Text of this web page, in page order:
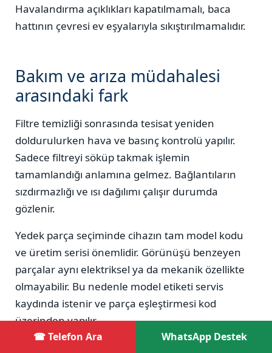
Havalandırma açıklıkları kapatılmamalı, baca
hattının çevresi ev eşyalarıyla sıkıştırılmamalıdır.
Bakım ve arıza müdahalesi
arasındaki fark
Filtre temizliği sonrasında tesisat yeniden
doldurulurken hava ve basınç kontrolü yapılır.
Sadece filtreyi söküp takmak işlemin
tamamlandığı anlamına gelmez. Bağlantıların
sızdırmazlığı ve ısı dağılımı çalışır durumda
gözlenir.
Yedek parça seçiminde cihazın tam model kodu
ve üretim serisi önemlidir. Görünüşü benzeyen
parçalar aynı elektriksel ya da mekanik özellikte
olmayabilir. Bu nedenle model etiketi servis
kaydında istenir ve parça eşleştirmesi kod
üzerinden yapılır.
Kışın ilk çalıştırmada radyatör havası, vana
☎ Telefon Ara WhatsApp Destek